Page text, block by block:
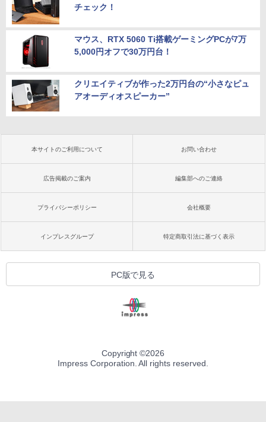
チェック！
マウス、RTX 5060 Ti搭載ゲーミングPCが7万
5,000円オフで30万円台！
クリエイティブが作った2万円台の“小さなピュ
アオーディオスピーカー”
本サイトのご利用について お問い合わせ
広告掲載のご案内 編集部へのご連絡
プライバシーポリシー 会社概要
インプレスグループ 特定商取引法に基づく表示
PC版で見る
Copyright ©2026
Impress Corporation. All rights reserved.